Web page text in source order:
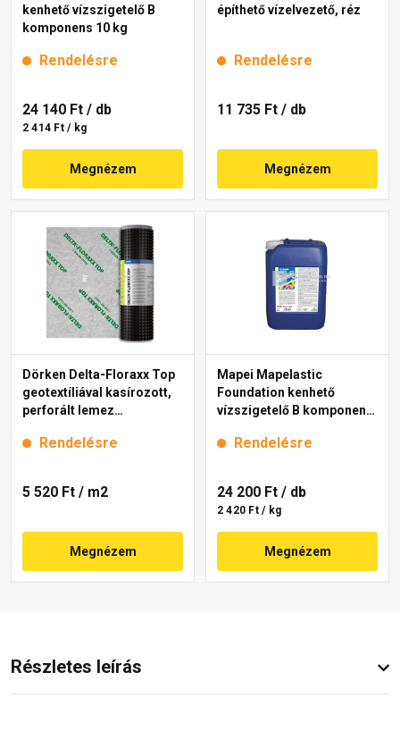
kenhető vízszigetelő B
komponens 10 kg
Rendelésre
24 140 Ft / db
2 414 Ft / kg
Megnézem
építhető vízelvezető, réz
Rendelésre
11 735 Ft / db
Megnézem
Dörken Delta-Floraxx Top
geotextíliával kasírozott,
perforált lemez
Rendelésre
5 520 Ft / m2
Megnézem
Mapei Mapelastic
Foundation kenhető
vízszigetelő B komponens
Rendelésre
24 200 Ft / db
2 420 Ft / kg
Megnézem
Részletes leírás